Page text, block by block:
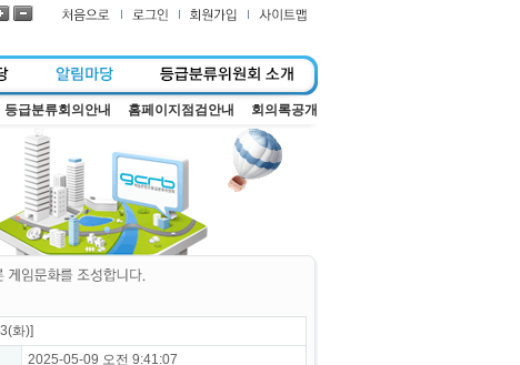
등급분류회의안내 홈페이지점검안내 회의록공개
화)]
2025-05-09 오전 9:41:07